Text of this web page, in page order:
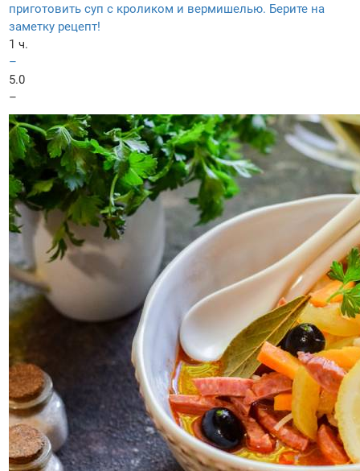
приготовить суп с кроликом и вермишелью. Берите на
заметку рецепт!
1 ч.
–
5.0
–